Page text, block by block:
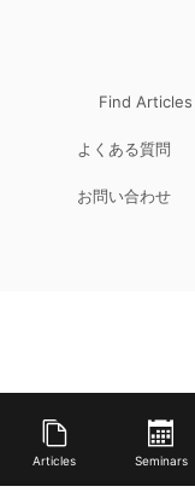
Articles Seminars
Find Articles
よくある質問
お問い合わせ